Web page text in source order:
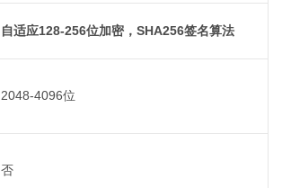
自适应128-256位加密，SHA256签名算法
2048-4096位
否